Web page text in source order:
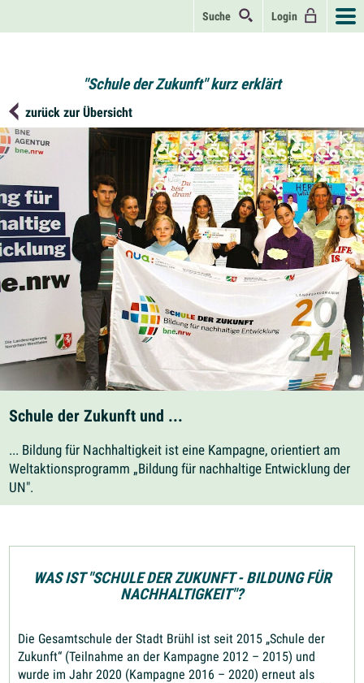
Suche Login
"Schule der Zukunft" kurz erklärt
zurück zur Übersicht
Schule der Zukunft und ...
... Bildung für Nachhaltigkeit ist eine Kampagne, orientiert am
Weltaktionsprogramm „Bildung für nachhaltige Entwicklung der
UN".
WAS IST "SCHULE DER ZUKUNFT - BILDUNG FÜR
NACHHALTIGKEIT"?
Die Gesamtschule der Stadt Brühl ist seit 2015 „Schule der
Zukunft“ (Teilnahme an der Kampagne 2012 – 2015) und
wurde im Jahr 2020 (Kampagne 2016 – 2020) erneut als